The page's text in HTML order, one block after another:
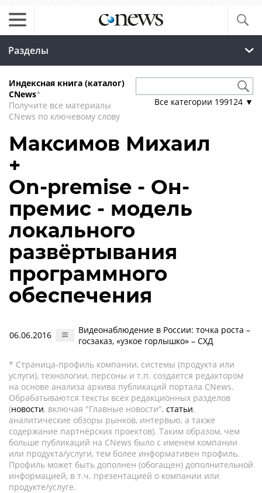
Разделы
Индексная книга (каталог)
CNews*
Получите все материалы
CNews по ключевому слову
Все категории 199124 ▼
Максимов Михаил
+
On-premise - Он-
премис - модель
локального
развёртывания
программного
обеспечения
06.06.2016
Видеонаблюдение в России: точка роста –
госзаказ, «узкое горлышко» – СХД
* Страница-профиль компании, системы (продукта или
услуги), технологии, персоны и т.п. создается редактором
на основе анализа архива публикаций портала CNews.
Обрабатываются тексты всех редакционных разделов
(новости, включая "Главные новости", статьи,
аналитические обзоры рынков, интервью, а также
содержание партнёрских проектов). Таким образом, чем
больше публикаций на CNews было с именем компании
или продукта/услуги, тем более информативен профиль.
Профиль может быть дополнен (обогащен) дополнительной
информацией, в т.ч. презентацией о компании или
продукте/услуге.